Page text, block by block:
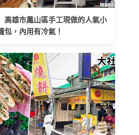
高雄市鳳山區手工現做的人氣小
包，內用有冷氣！